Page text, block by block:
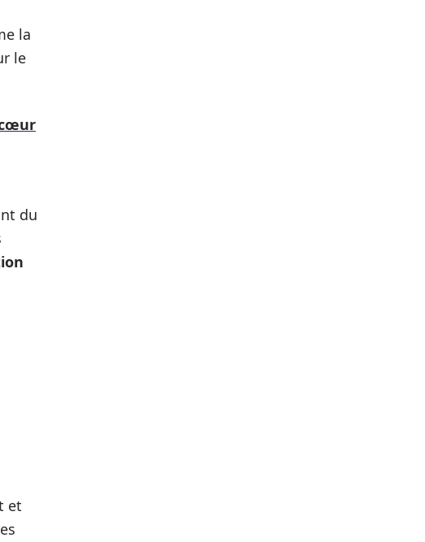
la
le
du
et